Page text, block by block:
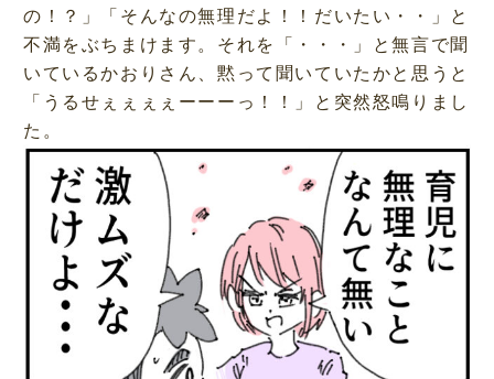
の！？」「そんなの無理だよ！！だいたい・・」と
不満をぶちまけます。それを「・・・」と無言で聞
いているかおりさん、黙って聞いていたかと思うと
「うるせぇぇぇぇーーーっ！！」と突然怒鳴りまし
た。